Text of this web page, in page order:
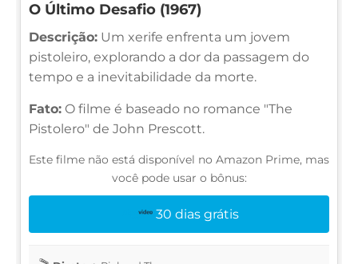
O Último Desafio (1967)
Descrição: Um xerife enfrenta um jovem
pistoleiro, explorando a dor da passagem do
tempo e a inevitabilidade da morte.
Fato: O filme é baseado no romance "The
Pistolero" de John Prescott.
Este filme não está disponível no Amazon Prime, mas
você pode usar o bônus:
30 dias grátis